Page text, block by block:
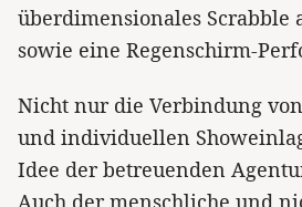
überdimensionales Scrabble
sowie eine Regenschirm-
Nicht nur die Verbindung
und individuellen
Idee der betreuenden
Auch der menschliche und